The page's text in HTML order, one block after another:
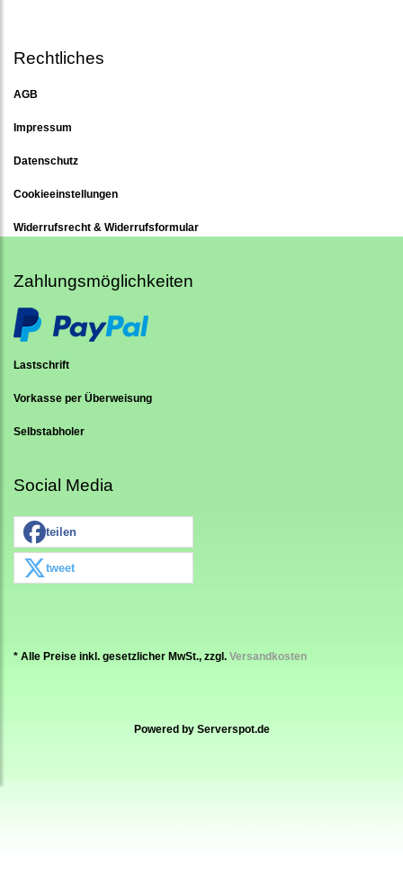
Rechtliches
AGB
Impressum
Datenschutz
Cookieeinstellungen
Widerrufsrecht & Widerrufsformular
Zahlungsmöglichkeiten
Lastschrift
Vorkasse per Überweisung
Selbstabholer
Social Media
teilen
tweet
* Alle Preise inkl. gesetzlicher MwSt., zzgl. Versandkosten
Powered by Serverspot.de